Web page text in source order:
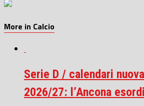
More in Calcio
Serie D / calendari
2026/27: l’Ancona